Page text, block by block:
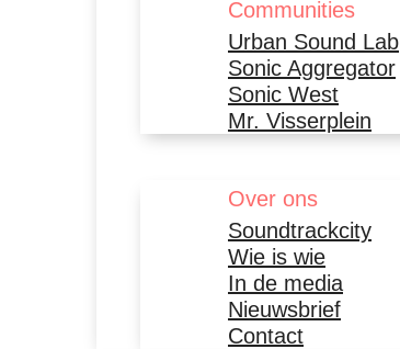
Communities
Urban Sound Lab
Sonic Aggregator
Sonic West
Mr. Visserplein
Over ons
Soundtrackcity
Wie is wie
In de media
Nieuwsbrief
Contact